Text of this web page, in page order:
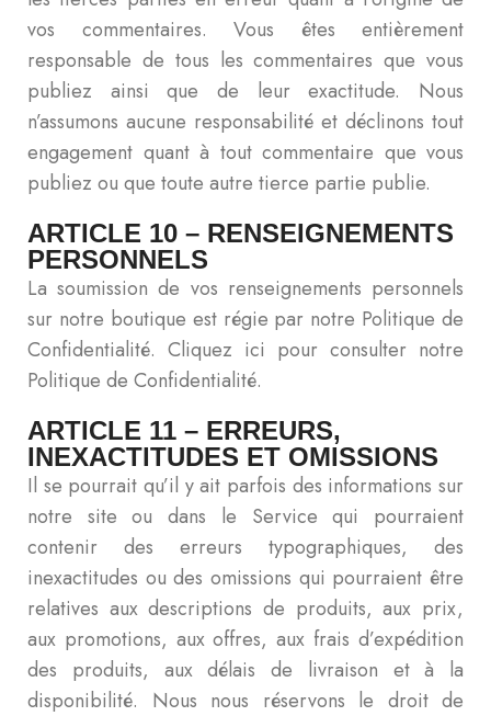
vos commentaires. Vous êtes entièrement
responsable de tous les commentaires que vous
publiez ainsi que de leur exactitude. Nous
n’assumons aucune responsabilité et déclinons tout
engagement quant à tout commentaire que vous
publiez ou que toute autre tierce partie publie.
ARTICLE 10 – RENSEIGNEMENTS
PERSONNELS
La soumission de vos renseignements personnels
sur notre boutique est régie par notre Politique de
Confidentialité. Cliquez ici pour consulter notre
Politique de Confidentialité.
ARTICLE 11 – ERREURS,
INEXACTITUDES ET OMISSIONS
Il se pourrait qu’il y ait parfois des informations sur
notre site ou dans le Service qui pourraient
contenir des erreurs typographiques, des
inexactitudes ou des omissions qui pourraient être
relatives aux descriptions de produits, aux prix,
aux promotions, aux offres, aux frais d’expédition
des produits, aux délais de livraison et à la
disponibilité. Nous nous réservons le droit de